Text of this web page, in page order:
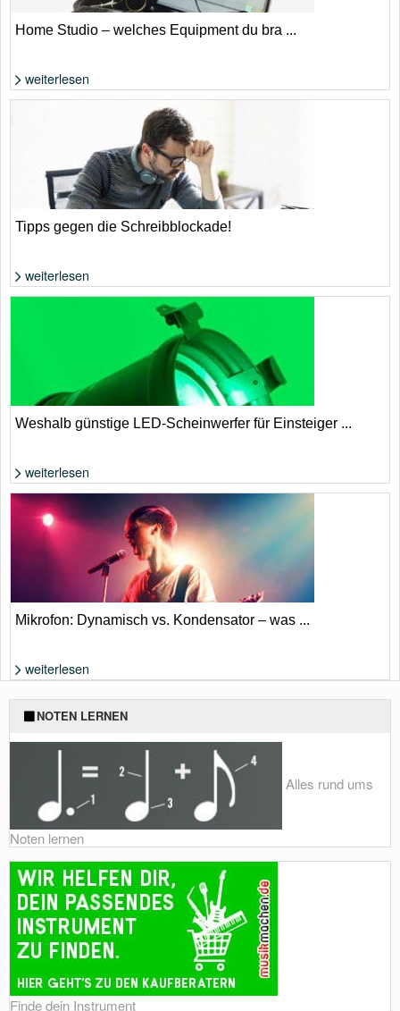
Home Studio – welches Equipment du bra ...
weiterlesen
Was tun, wenn einem nichts (mehr) einfällt? | Foto: Shutterstock von
Tipps gegen die Schreibblockade!
weiterlesen
Foto: Jörn Petersen
Weshalb günstige LED-Scheinwerfer für Einsteiger ...
weiterlesen
Foto: Shutterstock von TandemBranding
Mikrofon: Dynamisch vs. Kondensator – was ...
weiterlesen
NOTEN LERNEN
Alles rund ums
Noten lernen
Finde dein Instrument